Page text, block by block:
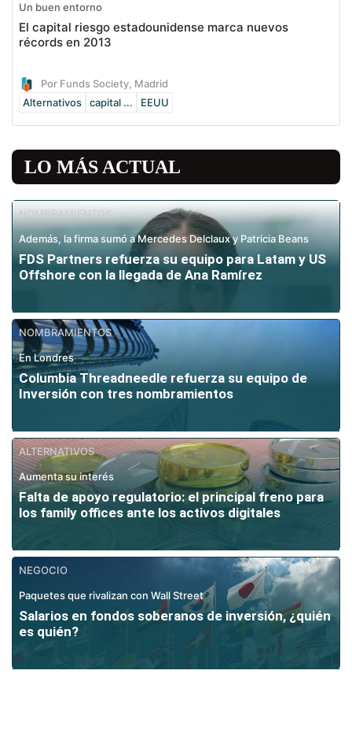
Un buen entorno
El capital riesgo estadounidense marca nuevos
récords en 2013
Por Funds Society, Madrid
Alternativos
capital ... EEUU
LO MÁS ACTUAL
NOMBRAMIENTOS
Además, la firma sumó a Mercedes Delclaux y Patricia Beans
FDS Partners refuerza su equipo para Latam y US
Offshore con la llegada de Ana Ramírez
NOMBRAMIENTOS
En Londres
Columbia Threadneedle refuerza su equipo de
Inversión con tres nombramientos
ALTERNATIVOS
Aumenta su interés
Falta de apoyo regulatorio: el principal freno para
los family offices ante los activos digitales
NEGOCIO
Paquetes que rivalizan con Wall Street
Salarios en fondos soberanos de inversión, ¿quién
es quién?